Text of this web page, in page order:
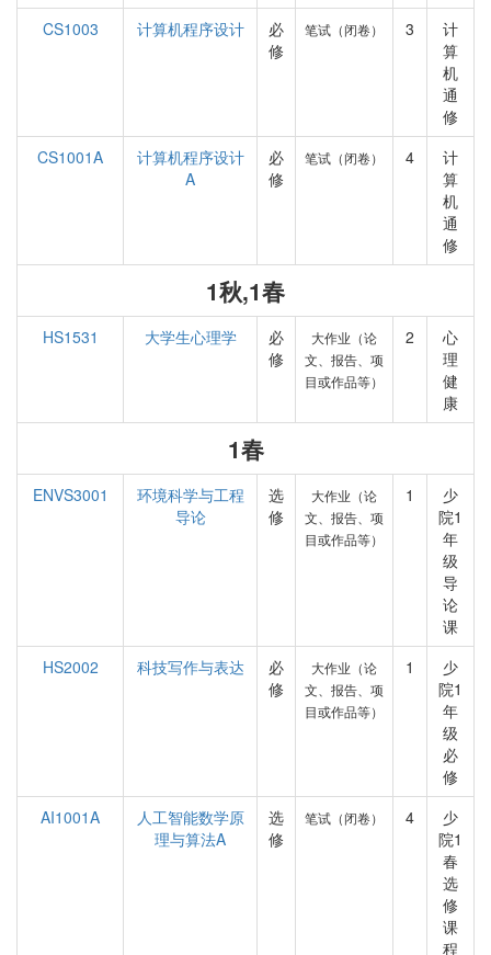
CS1003
计算机程序设计
必
修
笔试（闭卷） 3
计
算
机
通
修
CS1001A
计算机程序设计
A
必
修
笔试（闭卷） 4
计
算
机
通
修
1秋,1春
HS1531 大学生心理学
必
修
大作业（论
文、报告、项
目或作品等）
2
心
理
健
康
1春
ENVS3001
环境科学与工程
导论
选
修
大作业（论
文、报告、项
目或作品等）
1
少
院1
年
级
导
论
课
HS2002
科技写作与表达
必
修
大作业（论
文、报告、项
目或作品等）
1
少
院1
年
级
必
修
AI1001A
人工智能数学原
理与算法A
选
修
笔试（闭卷） 4
少
院1
春
选
修
课
程